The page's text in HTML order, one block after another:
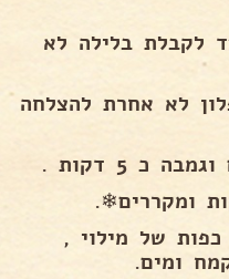
לקבלת בלילה לא
לא אחרת להצלחה
5 דקות .
פורסים קרפ על משטח עבודה כמו בתמונה, שמים במרכז 2 כפות של מילוי ,
ומים.